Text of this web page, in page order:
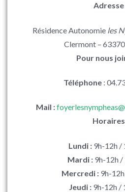
Adresse
Résidence Autonomie les
Clermont –
Pour nous
Téléphone :
Mail :
Lundi : 9h-12h /
Mardi : 9h-12h
Mercredi : 9h-
Jeudi : 9h-12h /